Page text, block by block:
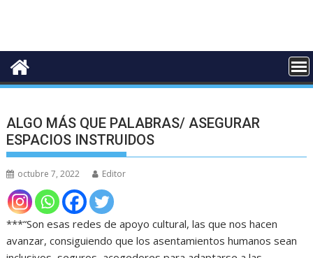
ALGO MÁS QUE PALABRAS/ ASEGURAR
ESPACIOS INSTRUIDOS
octubre 7, 2022 Editor
***“Son esas redes de apoyo cultural, las que nos hacen
avanzar, consiguiendo que los asentamientos humanos sean